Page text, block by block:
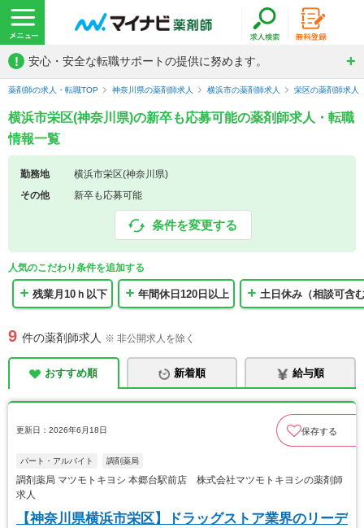
! 安心・安全な転職サポートの提供に努めます。
薬剤師の求人・転職TOP 神奈川県の薬剤師求人 横浜市の薬剤師求人 栄区の薬剤師求人
横浜市栄区(神奈川県)の新卒も応募可能の薬剤師求人・転職
情報一覧
勤務地
横浜市栄区(神奈川県)
その他
新卒も応募可能
条件を変更する
人気のこだわり条件を追加する
残業月10ｈ以下 年間休日120日以上 土日休み（相談可含
9 件の薬剤師求人 ※ 非公開求人を除く
おすすめ順 新着順 給与順
更新日：2026年6月18日 保存する
パート・アルバイト 調剤薬局
調剤薬局 マツモトキヨシ 本郷台駅前店 株式会社マツモトキヨシの薬剤師
求人
【神奈川県横浜市栄区】ドラッグストア業界のリーデ